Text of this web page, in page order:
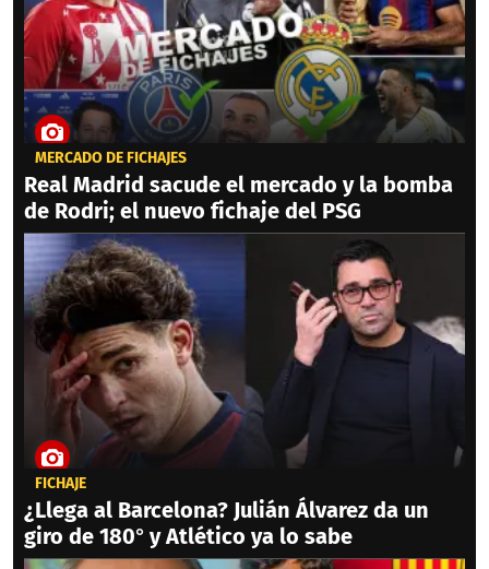
MERCADO DE FICHAJES
Real Madrid sacude el mercado y la bomba
de Rodri; el nuevo fichaje del PSG
FICHAJE
¿Llega al Barcelona? Julián Álvarez da un
giro de 180° y Atlético ya lo sabe